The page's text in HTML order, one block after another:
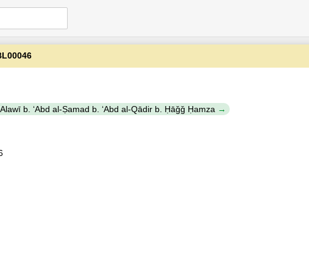
b. ʻAbd al-Ṣamad b. ʻAbd al-Qādir b. Ḥāǧǧ Ḥamza